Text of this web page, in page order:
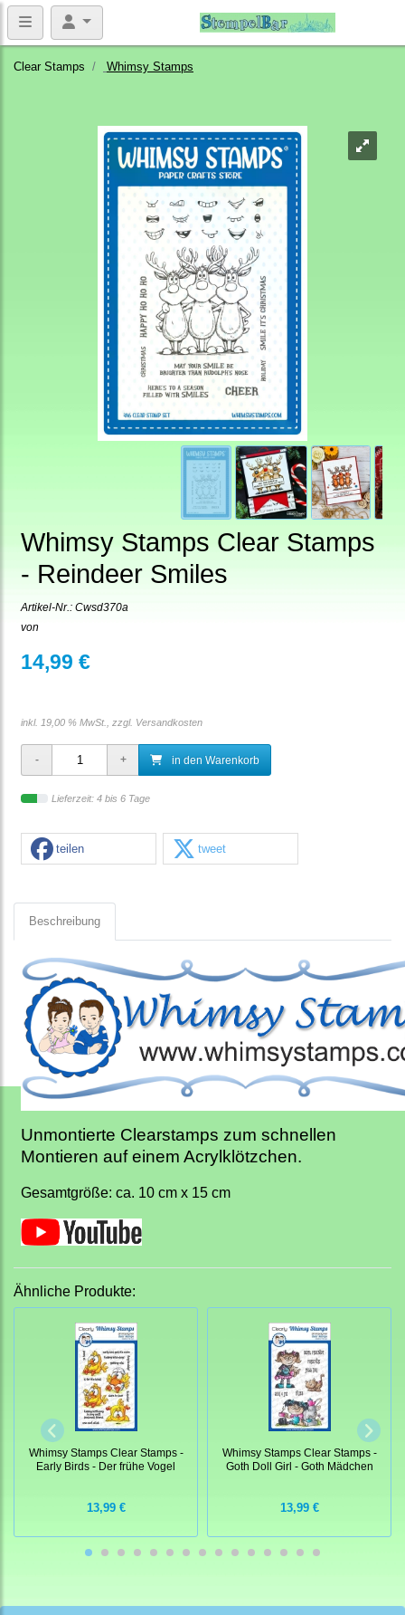
Clear Stamps Whimsy Stamps
Whimsy Stamps Clear Stamps
- Reindeer Smiles
Artikel-Nr.: Cwsd370a
von
14,99 €
inkl. 19,00 % MwSt., zzgl. Versandkosten
in den Warenkorb
Lieferzeit: 4 bis 6 Tage
teilen tweet
Beschreibung
Unmontierte Clearstamps zum schnellen
Montieren auf einem Acrylklötzchen.
Gesamtgröße: ca. 10 cm x 15 cm
Ähnliche Produkte:
Whimsy Stamps Clear Stamps -
Early Birds - Der frühe Vogel
13,99 €
Whimsy Stamps Clear Stamps -
Goth Doll Girl - Goth Mädchen
13,99 €